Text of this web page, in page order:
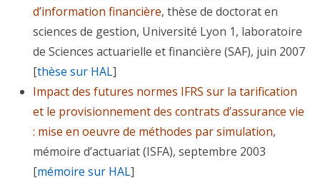
d’information financière, thèse de doctorat en
sciences de gestion, Université Lyon 1, laboratoire
de Sciences actuarielle et financière (SAF), juin 2007
[thèse sur HAL]
Impact des futures normes IFRS sur la tarification
et le provisionnement des contrats d’assurance vie
: mise en oeuvre de méthodes par simulation,
mémoire d’actuariat (ISFA), septembre 2003
[mémoire sur HAL]